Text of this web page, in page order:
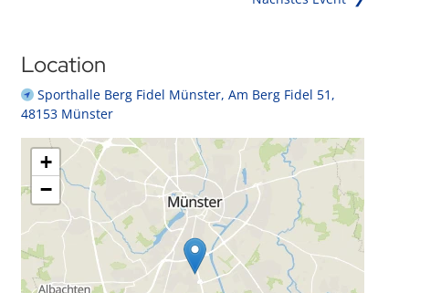
Location
Sporthalle Berg Fidel Münster, Am Berg Fidel 51,
48153 Münster
+
−